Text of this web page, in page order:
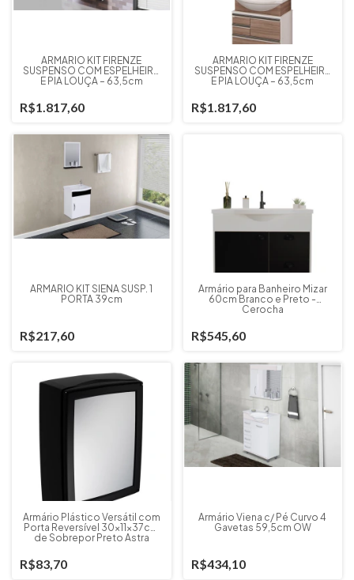
ARMÁRIO KIT FIRENZE
SUSPENSO COM ESPELHEIRA
E PIA LOUÇA – 63,5cm
R$1.817,60
ARMÁRIO KIT FIRENZE
SUSPENSO COM ESPELHEIRA
E PIA LOUÇA – 63,5cm
R$1.817,60
ARMARIO KIT SIENA SUSP. 1
PORTA 39cm
R$217,60
Armário para Banheiro Mizar
60cm Branco e Preto -
Cerocha
R$545,60
Armário Plástico Versátil com
Porta Reversível 30x11x37cm
de Sobrepor Preto Astra
R$83,70
Armário Viena c/ Pé Curvo 4
Gavetas 59,5cm OW
R$434,10